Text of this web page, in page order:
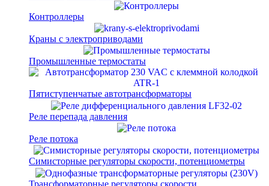
Контроллеры
Краны с электроприводами
Промышленные термостаты
Пятиступенчатые автотрансформаторы
Реле перепада давления
Реле потока
Симисторные регуляторы скорости, потенциометры
Трансформаторные регуляторы скорости